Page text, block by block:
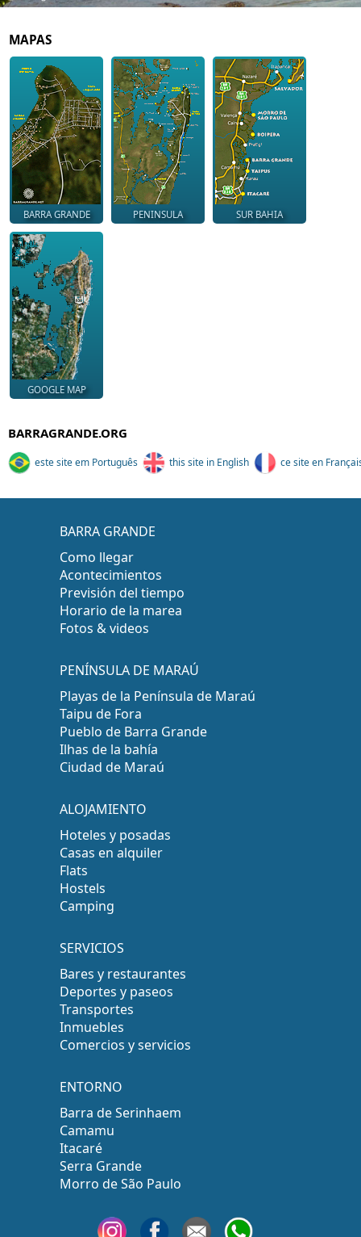
MAPAS
BARRA GRANDE PENINSULA SUR BAHIA
GOOGLE MAP
BARRAGRANDE.ORG
este site em Português this site in English ce site en
BARRA GRANDE
Como llegar
Acontecimientos
Previsión del tiempo
Horario de la marea
Fotos & videos
PENÍNSULA DE MARAÚ
Playas de la Península de Maraú
Taipu de Fora
Pueblo de Barra Grande
Ilhas de la bahía
Ciudad de Maraú
ALOJAMIENTO
Hoteles y posadas
Casas en alquiler
Flats
Hostels
Camping
SERVICIOS
Bares y restaurantes
Deportes y paseos
Transportes
Inmuebles
Comercios y servicios
ENTORNO
Barra de Serinhaem
Camamu
Itacaré
Serra Grande
Morro de São Paulo